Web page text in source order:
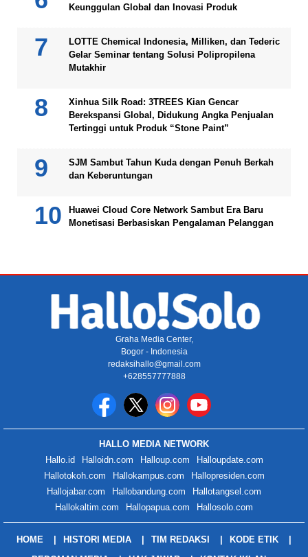
Keunggulan Global dan Inovasi Produk
LOTTE Chemical Indonesia, Milliken, dan Tederic
Gelar Seminar tentang Solusi Polipropilena
Mutakhir
Xinhua Silk Road: 3TREES Kian Gencar
Berekspansi Global, Didukung Angka Penjualan
Tertinggi untuk Produk “Stone Paint”
SJM Sambut Tahun Kuda dengan Penuh Berkah
dan Keberuntungan
Huawei Cloud Core Network Sambut Era Baru
Monetisasi Berbasiskan Pengalaman Pelanggan
Graha Media Center,
Bogor - Indonesia
redaksihallo@gmail.com
+628557777888
HALLO MEDIA NETWORK
Hallo.id
Halloidn.com Halloup.com
Halloupdate.com
Hallotokoh.com
Hallokampus.com
Hallopresiden.com
Hallojabar.com
Hallobandung.com
Hallotangsel.com
Hallokaltim.com
Hallopapua.com Hallosolo.com
HOME HISTORI MEDIA TIM REDAKSI
KODE ETIK